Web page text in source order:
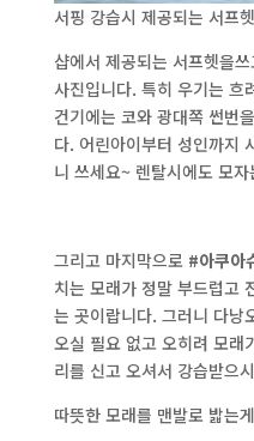
서핑 강습시 제공되는 서프헷
샵에서 제공되는 서프헷을
사진입니다. 특히 우기는 흐
건기에는 코와 광대쪽 썬번
다. 어린아이부터 성인까지
니 쓰세요~ 렌탈시에도 모
그리고 마지막으로 #아쿠아
치는 모래가 정말 부드럽고
는 곳이랍니다. 그러니 다낭
오실 필요 없고 오히려 모래
리를 신고 오셔서 강습받으
따뜻한 모래를 맨발로 밟는